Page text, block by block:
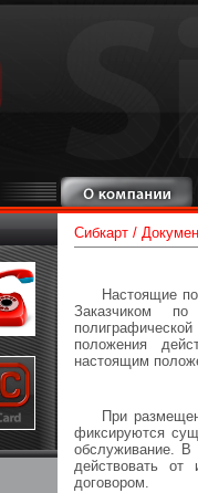
Сибкарт /
Настоящие
Заказчиком
положения
настоящим
При
фиксируются
обслуживание. В
действовать
договором.